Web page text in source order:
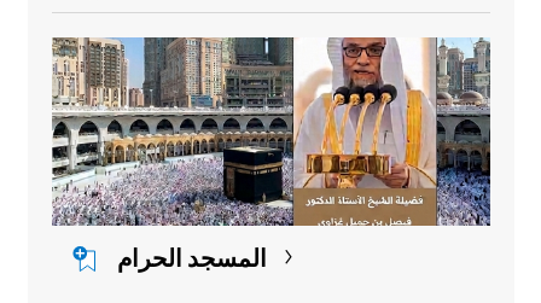
المسجد الحرام